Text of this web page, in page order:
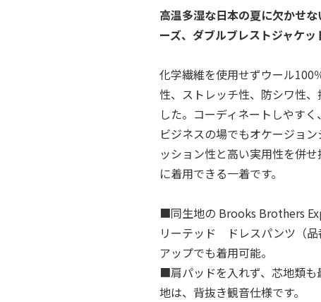
高温多湿な日本の夏に欠かせ
ーズ、ダブルブレストジャケッ
化学繊維を使用せずウール100
性、ストレッチ性、防シワ性
した。コーディネートしやす
ビジネスの場でもオケージョ
ッション性と高い実用性を併
に着用できる一着です。
■同生地の Brooks Brothers
リーテッド ドレスパンツ（品
アップでも着用可能。
■肩パッドを入れず、芯地類
地は、背抜き観音仕様です。